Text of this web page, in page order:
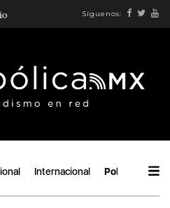
Síguenos:
Internacional Política